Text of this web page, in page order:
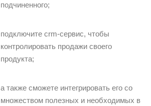
подчиненного;
подключите crm-сервис, чтобы
контролировать продажи своего
продукта;
а также сможете интегрировать его со
множеством полезных и необходимых в